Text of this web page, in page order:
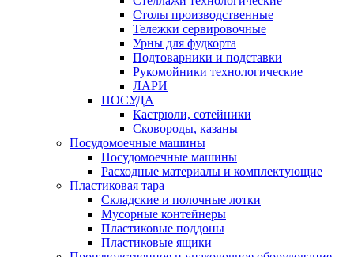
Столы производственные
Тележки сервировочные
Урны для фудкорта
Подтоварники и подставки
Рукомойники технологические
ЛАРИ
ПОСУДА
Кастрюли, сотейники
Сковороды, казаны
Посудомоечные машины
Посудомоечные машины
Расходные материалы и комплектующие
Пластиковая тара
Складские и полочные лотки
Мусорные контейнеры
Пластиковые поддоны
Пластиковые ящики